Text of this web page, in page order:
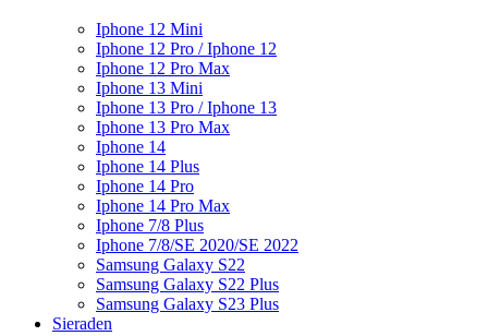
Iphone 12 Mini
Iphone 12 Pro / Iphone 12
Iphone 12 Pro Max
Iphone 13 Mini
Iphone 13 Pro / Iphone 13
Iphone 13 Pro Max
Iphone 14
Iphone 14 Plus
Iphone 14 Pro
Iphone 14 Pro Max
Iphone 7/8 Plus
Iphone 7/8/SE 2020/SE 2022
Samsung Galaxy S22
Samsung Galaxy S22 Plus
Samsung Galaxy S23 Plus
Sieraden